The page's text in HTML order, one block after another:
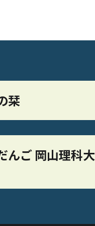
栞
んご 岡山理科大